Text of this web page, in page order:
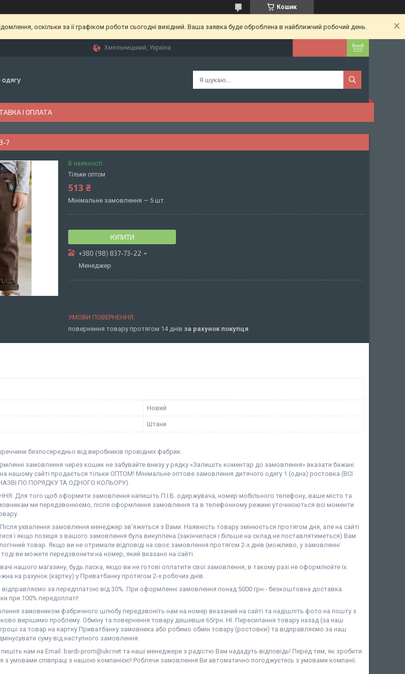
Кошик
оскільки за її графіком роботи сьогодні вихідний. Ваша заявка буде оброблена в найближчий робочий день.
Хмельницький, Україна
одягу
І ОПЛАТА
7
В наявності
Тільки оптом
513 ₴
Мінімальне замовлення — 5 шт.
КУПИТИ
+380 (98) 837-73-22
Менеджер
повернення товару протягом 14 днів за рахунок покупця
Новий
Штани
безпосередньо від виробників провідних фабрик.
замовлення через кошик не забувайте внизу у рядку «Залишіть коментар до замовлення» вказати бажані
нашому сайті продається тільки ОПТОМ! Мінімальне оптове замовлення дитячого одягу 1 (одна) ростовка (ВСІ
ПО ПОРЯДКУ ТА ОДНОГО КОЛЬОРУ).
Для того щоб оформити замовлення напишіть П.І.Б. одержувача, номер мобільного телефону, ваше місто та
ми передзвонюємо, після оформлення замовлення та в телефонному режимі уточнюються всі моменти
ухвалення замовлення менеджер зв'яжеться з Вами. Наявність товару змінюється протягом дня, але на сайті
і якщо позиція з вашого замовлення була викуплена (закінчилася і більше на склад не поставлятиметься) Вам
товар. Якщо ви не отримали відповіді на своє замовлення протягом 2-х днів (можливо, у замовленні
ви можете передзвонити на номер, який вказано на сайті.
нашого магазину, будь ласка, якщо ви не готові оплатити свої замовлення, в такому разі не оформлюйте їх.
на рахунок (картку) у Приватбанку протягом 2-х робочих днів.
за передплатою від 30%. При оформленні замовлення понад 5000 грн - безкоштовна доставка
при 100% передоплаті!
замовником фабричного шлюбу передзвоніть нам на номер вказаний на сайті та надішліть фото на пошту з
вирішимо проблему. Обміну та повернення товару дешевше 65грн. НІ. Пересилання товару назад (за наш
за товар на картку Приватбанку замовника або робимо обмін товару (ростовки) та відправляємо за наш
суму від наступного замовлення.
нам на Email: bardi-prom@ukr.net та наші менеджери з радістю Вам нададуть відповідь! Перед тим, як зробити
з умовами співпраці з нашою компанією! Роблячи замовлення Ви автоматично погоджуєтесь з умовами компанії.